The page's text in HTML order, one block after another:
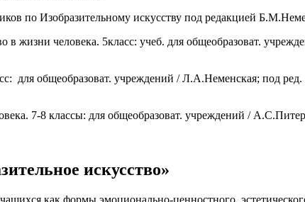
по Изобразительному искусству под редакцией
в жизни человека. 5класс: учеб. для общеобразоват.
для общеобразоват. учреждений / Л.А.Неменская; под
7-8 классы: для общеобразоват. учреждений /
искусство»
как формы эмоционально-ценностного,